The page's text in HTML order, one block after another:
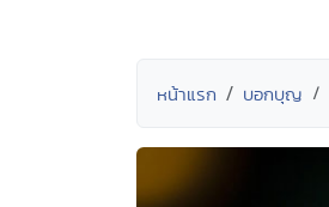
หน้าแรก บอกบุญ